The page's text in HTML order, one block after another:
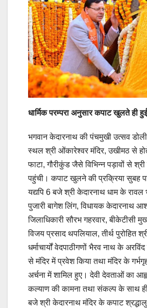
धार्मिक परम्परा अनुसार कपाट खुलते ही
भगवान केदारनाथ की पंचमुखी उत्सव डोली
स्थल श्री ओंकारेश्वर मंदिर, उखीमठ से
फाटा, गौरीकुंड जैसे विभिन्न पड़ावों से
पहुंची। कपाट खुलने की प्रक्रिया सुबह
यद्यपि 6 बजे श्री केदारनाथ धाम के रावल
पुजारी बागेश लिंग, विधायक केदारनाथ
जिलाधिकारी सौरभ गहरवार, बीकेटीसी
विजय प्रसाद थपलियाल, तीर्थ पुरोहित
धर्माचार्यों वेदपाठीगणों भैरव नाथ के
से मंदिर में प्रवेश किया तथा मंदिर के
अर्चना में शामिल हुए। देवी देवताओं का
कल्याण की कामना तथा संकल्प के साथ
बजे श्री केदारनाथ मंदिर के कपाट